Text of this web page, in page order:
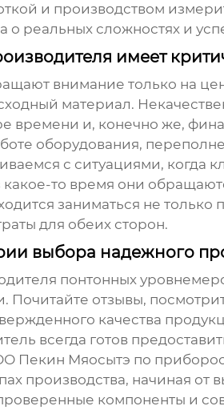
и производством
о реальных сложностях и
имеет
внимание только на
материал.
времени и, конечно же,
оборудования,
с ситуациями, когда
какое-то время они
заниматься не
для обеих сторон.
выбора надежного
понтонных
Почитайте отзывы,
качества
всегда готов
Пекин Мяосытэ по
производства, начиная
компоненты и